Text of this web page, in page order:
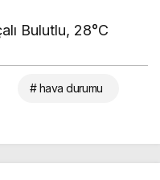
Bulutlu, 28°C
# hava durumu